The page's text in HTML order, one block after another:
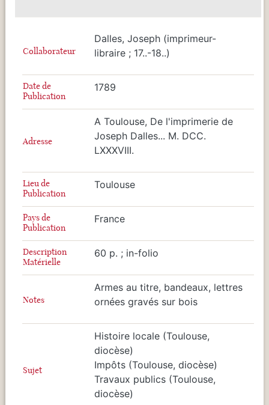
Collaborateur
Dalles, Joseph (imprimeur-
libraire ; 17..-18..)
Date de
Publication
1789
Adresse
A Toulouse, De l'imprimerie de
Joseph Dalles... M. DCC.
LXXXVIII.
Lieu de
Publication
Toulouse
Pays de
Publication
France
Description
Matérielle
60 p. ; in-folio
Notes
Armes au titre, bandeaux, lettres
ornées gravés sur bois
Sujet
Histoire locale (Toulouse,
diocèse)
Impôts (Toulouse, diocèse)
Travaux publics (Toulouse,
diocèse)